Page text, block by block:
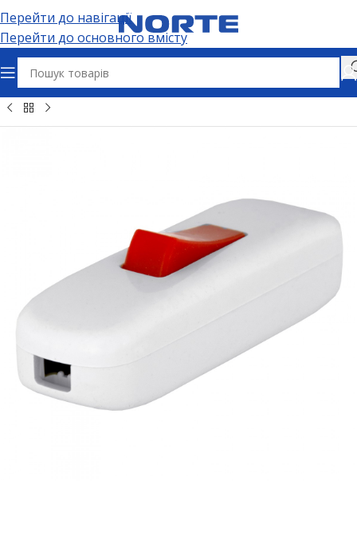
Перейти до навігації
Перейти до основного вмісту
та адаптери Електричні розʼєми Вимикачі для бра